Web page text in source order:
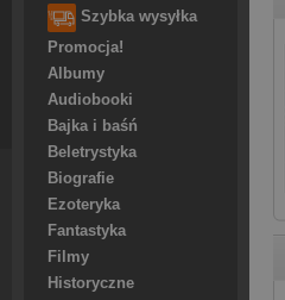
Szybka wysyłka
Promocja!
Albumy
Audiobooki
Bajka i baśń
Beletrystyka
Biografie
Ezoteryka
Fantastyka
Filmy
Historyczne